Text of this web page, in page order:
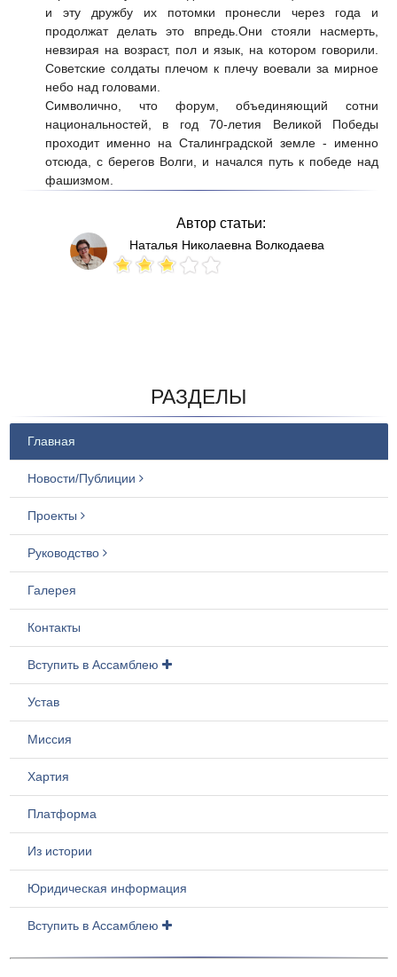
и эту дружбу их потомки пронесли через года и
продолжат делать это впредь.Они стояли насмерть,
невзирая на возраст, пол и язык, на котором говорили.
Советские солдаты плечом к плечу воевали за мирное
небо над головами.
Символично, что форум, объединяющий сотни
национальностей, в год 70-летия Великой Победы
проходит именно на Сталинградской земле - именно
отсюда, с берегов Волги, и начался путь к победе над
фашизмом.
Автор статьи:
Наталья Николаевна Волкодаева
РАЗДЕЛЫ
Главная
Новости/Публиции
Проекты
Руководство
Галерея
Контакты
Вступить в Ассамблею
Устав
Миссия
Хартия
Платформа
Из истории
Юридическая информация
Вступить в Ассамблею